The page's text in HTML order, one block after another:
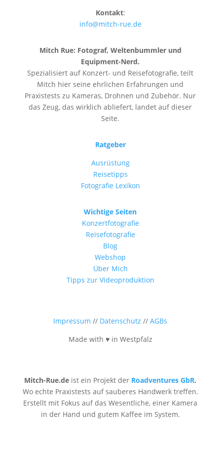
Kontakt:
info@mitch-rue.de
Mitch Rue: Fotograf, Weltenbummler und
Equipment-Nerd.
Spezialisiert auf Konzert- und Reisefotografie, teilt
Mitch hier seine ehrlichen Erfahrungen und
Praxistests zu Kameras, Drohnen und Zubehör. Nur
das Zeug, das wirklich abliefert, landet auf dieser
Seite.
Ratgeber
Ausrüstung
Reisetipps
Fotografie Lexikon
Wichtige Seiten
Konzertfotografie
Reisefotografie
Blog
Webshop
Über Mich
Tipps zur Videoproduktion
Impressum // Datenschutz //AGBs
Made with ♥ in Westpfalz
Mitch-Rue.de ist ein Projekt der Roadventures GbR.
Wo echte Praxistests auf sauberes Handwerk treffen.
Erstellt mit Fokus auf das Wesentliche, einer Kamera
in der Hand und gutem Kaffee im System.